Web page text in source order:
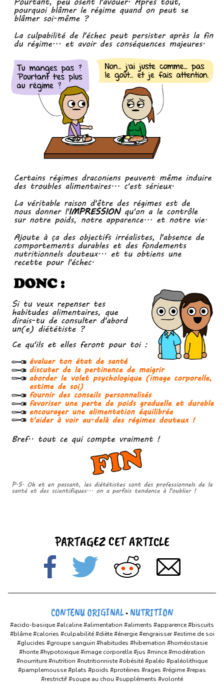
PARTAGEZ CET ARTICLE
CONTENU ORIGINAL• NUTRITION
#acido-basique#alcaline#alimentation #aliments #apparence#biscuits
#blâme #calories #culpabilité #diète #énergie #engraisser #estime de soi
#glucides #groupe sanguin #habitudes #hibernation #homéostasie
#honte#hypotoxique#image corporelle#jus #mince#modération
#nourriture#nutrition #nutritionniste#obésité#paléo #paléolithique
#pamplemousse#plats #poids #protéines #rages #régime#repas
#restrictif#soupe au chou #suppléments #volonté